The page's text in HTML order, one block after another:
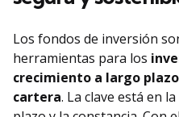
Los fondos de inversión
herramientas para los
crecimiento a largo
cartera. La clave está en